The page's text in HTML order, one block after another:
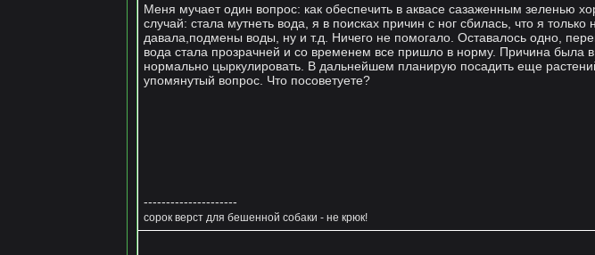
Меня мучает один вопрос: как обеспечить в аквасе сазаженным зеленью
случай: стала мутнеть вода, я в поисках причин с ног сбилась, что я
давала,подмены воды, ну и т.д. Ничего не помогало. Оставалось одно,
вода стала прозрачней и со временем все пришло в норму. Причина была
нормально цыркулировать. В дальнейшем планирую посадить еще
упомянутый вопрос. Что посоветуете?
---------------------
сорок верст для бешенной собаки - не крюк!